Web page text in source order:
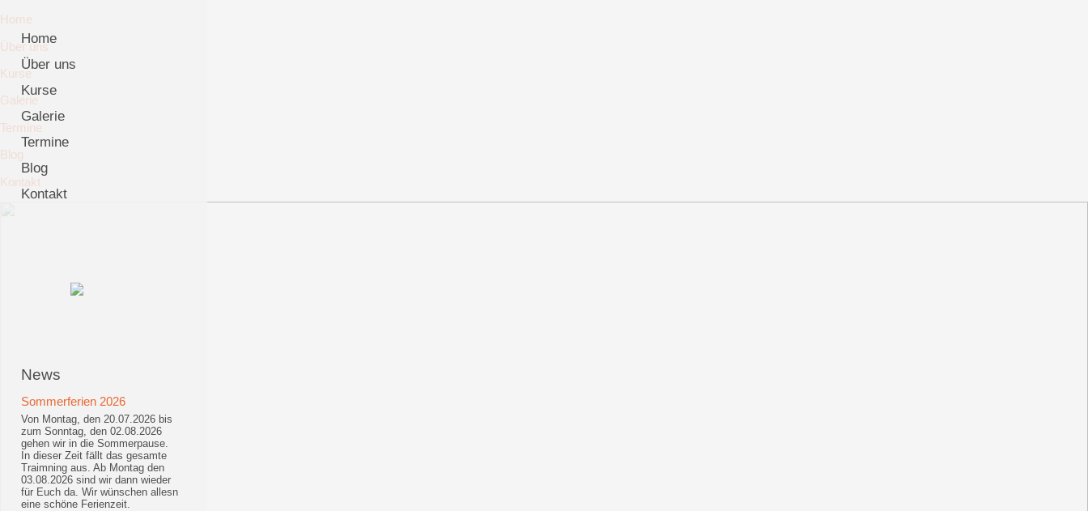
Home
Über uns
Kurse
Galerie
Termine
Blog
Kontakt
Home
Über uns
Kurse
Galerie
Termine
Blog
Kontakt
News
Sommerferien 2026
Von Montag, den 20.07.2026 bis
zum Sonntag, den 02.08.2026
gehen wir in die Sommerpause.
In dieser Zeit fällt das gesamte
Traimning aus. Ab Montag den
03.08.2026 sind wir dann wieder
für Euch da. Wir wünschen allesn
eine schöne Ferienzeit.